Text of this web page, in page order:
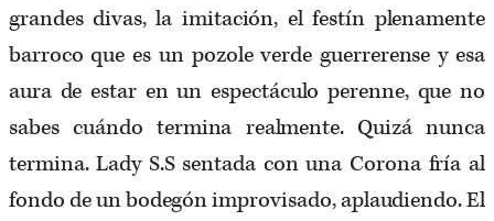
grandes divas, la imitación, el festín plenamente
barroco que es un pozole verde guerrerense y esa
aura de estar en un espectáculo perenne, que no
sabes cuándo termina realmente. Quizá nunca
termina. Lady S.S sentada con una Corona fría al
fondo de un bodegón improvisado, aplaudiendo. El